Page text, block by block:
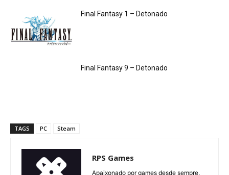
Final Fantasy 1 – Detonado
Final Fantasy 9 – Detonado
TAGS PC Steam
RPS Games
Apaixonado por games desde sempre,